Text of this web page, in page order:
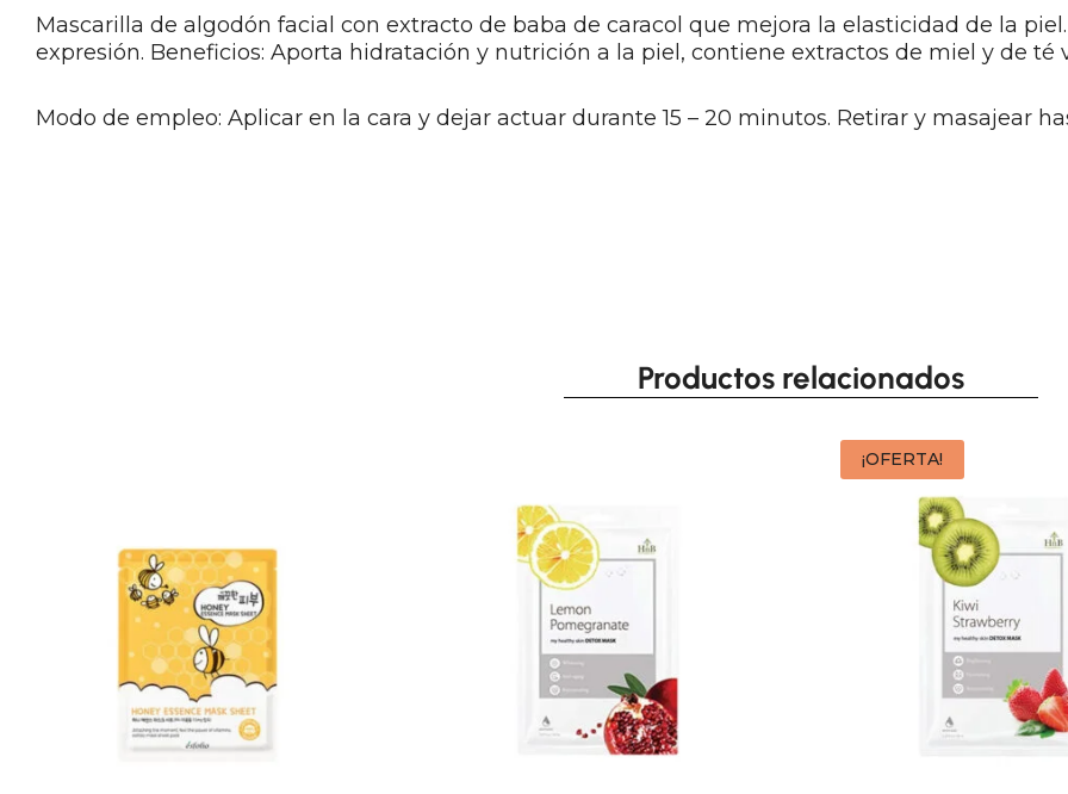
Mascarilla de algodón facial con extracto de baba de caracol que mejora la elasticidad de la
expresión. Beneficios: Aporta hidratación y nutrición a la piel, contiene extractos de miel y de té
Modo de empleo: Aplicar en la cara y dejar actuar durante 15 – 20 minutos. Retirar y masajear
Productos relacionados
¡OFERTA!